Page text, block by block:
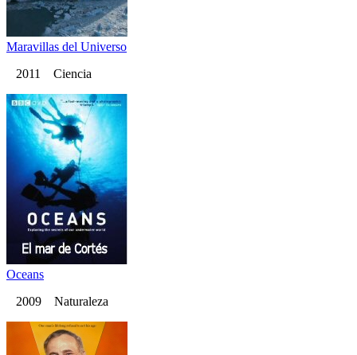
Maravillas del Universo
2011 Ciencia
Oceans
2009 Naturaleza